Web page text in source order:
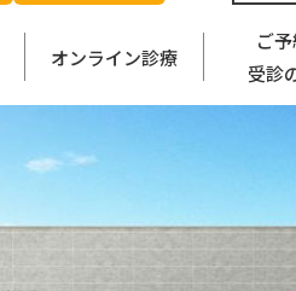
オンライン診療
ご
受診